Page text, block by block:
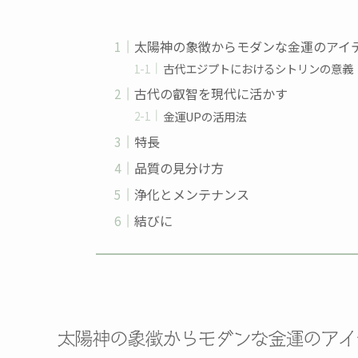
太陽神の象徴からモダンな金運のアイ
古代エジプトにおけるシトリンの意義
古代の叡智を現代に活かす
金運UPの活用法
特長
品質の見分け方
浄化とメンテナンス
結びに
太陽神の象徴からモダンな金運のア